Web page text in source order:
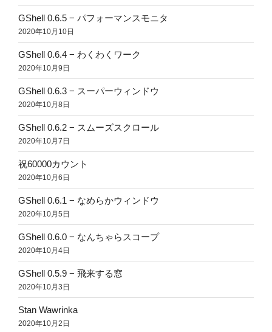
GShell 0.6.5 − パフォーマンスモニタ
2020年10月10日
GShell 0.6.4 − わくわくワーク
2020年10月9日
GShell 0.6.3 − スーパーウィンドウ
2020年10月8日
GShell 0.6.2 − スムーズスクロール
2020年10月7日
祝60000カウント
2020年10月6日
GShell 0.6.1 − なめらかウィンドウ
2020年10月5日
GShell 0.6.0 − なんちゃらスコープ
2020年10月4日
GShell 0.5.9 − 飛来する窓
2020年10月3日
Stan Wawrinka
2020年10月2日